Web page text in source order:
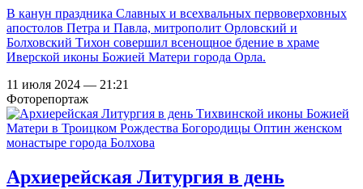
В канун праздника Славных и всехвальных первоверховных
апостолов Петра и Павла, митрополит Орловский и
Болховский Тихон совершил всенощное бдение в храме
Иверской иконы Божией Матери города Орла.
11 июля 2024 — 21:21
Фоторепортаж
Архиерейская Литургия в день